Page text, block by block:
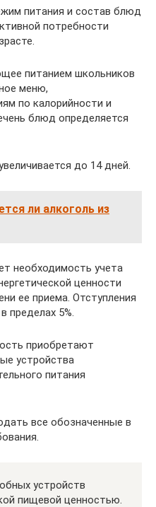
питания и состав блюд
потребности
питанием школьников
меню,
по калорийности и
блюд определяется
до 14 дней.
ли алкоголь из
необходимость учета
ценности
ее приема. Отступления
пределах 5%.
приобретают
устройства
питания
все обозначенные в
устройств
пищевой ценностью.